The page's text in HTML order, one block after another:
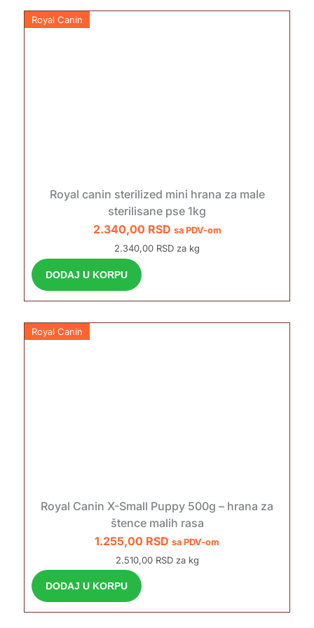
Royal Canin
Royal canin sterilized mini hrana za male
sterilisane pse 1kg
2.340,00 RSD sa PDV-om
2.340,00 RSD za kg
DODAJ U KORPU
Royal Canin
Royal Canin X-Small Puppy 500g – hrana za
štence malih rasa
1.255,00 RSD sa PDV-om
2.510,00 RSD za kg
DODAJ U KORPU